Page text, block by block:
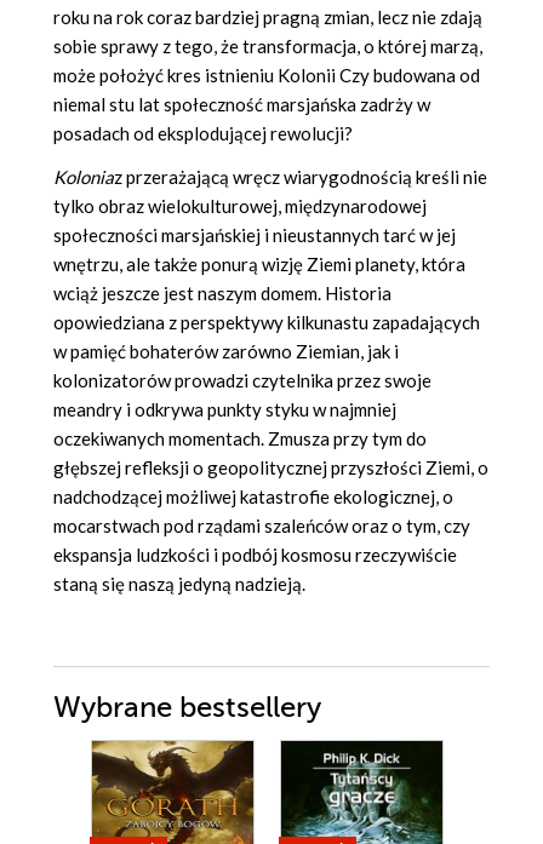
roku na rok coraz bardziej pragną zmian, lecz nie zdają
sobie sprawy z tego, że transformacja, o której marzą,
może położyć kres istnieniu Kolonii Czy budowana od
niemal stu lat społeczność marsjańska zadrży w
posadach od eksplodującej rewolucji?
Koloniaz przerażającą wręcz wiarygodnością kreśli nie
tylko obraz wielokulturowej, międzynarodowej
społeczności marsjańskiej i nieustannych tarć w jej
wnętrzu, ale także ponurą wizję Ziemi planety, która
wciąż jeszcze jest naszym domem. Historia
opowiedziana z perspektywy kilkunastu zapadających
w pamięć bohaterów zarówno Ziemian, jak i
kolonizatorów prowadzi czytelnika przez swoje
meandry i odkrywa punkty styku w najmniej
oczekiwanych momentach. Zmusza przy tym do
głębszej refleksji o geopolitycznej przyszłości Ziemi, o
nadchodzącej możliwej katastrofie ekologicznej, o
mocarstwach pod rządami szaleńców oraz o tym, czy
ekspansja ludzkości i podbój kosmosu rzeczywiście
staną się naszą jedyną nadzieją.
Wybrane bestsellery